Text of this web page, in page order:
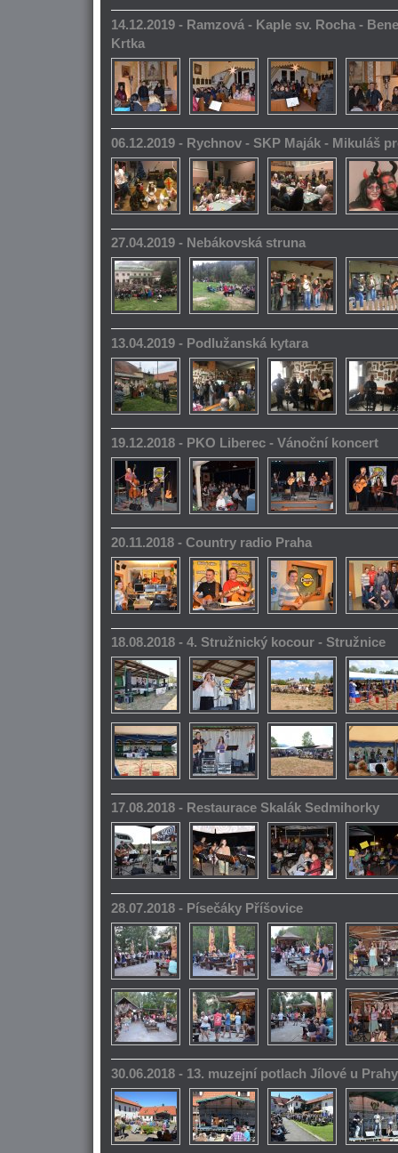
14.12.2019 - Ramzová - Kaple sv. Rocha -
Krtka
06.12.2019 - Rychnov - SKP Maják - Mikuláš
27.04.2019 - Nebákovská struna
13.04.2019 - Podlužanská kytara
19.12.2018 - PKO Liberec - Vánoční koncert
20.11.2018 - Country radio Praha
18.08.2018 - 4. Stružnický kocour - Stružnice
17.08.2018 - Restaurace Skalák Sedmihorky
28.07.2018 - Písečáky Příšovice
30.06.2018 - 13. muzejní potlach Jílové u Prahy